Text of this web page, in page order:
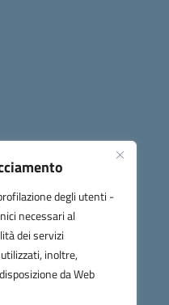
degli utenti -
necessari al
dei servizi
inoltre,
da Web